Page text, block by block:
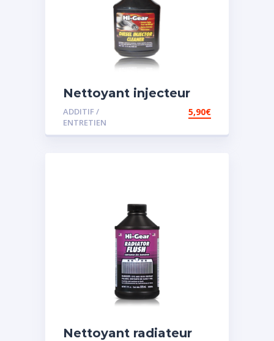
Nettoyant injecteur
diesel
ADDITIF /
ENTRETIEN
5,90€
Nettoyant radiateur